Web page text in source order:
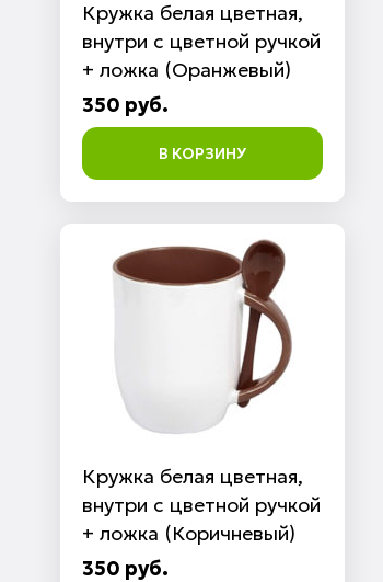
Кружка белая цветная,
внутри с цветной ручкой
+ ложка (Оранжевый)
350 руб.
В КОРЗИНУ
Кружка белая цветная,
внутри с цветной ручкой
+ ложка (Коричневый)
350 руб.